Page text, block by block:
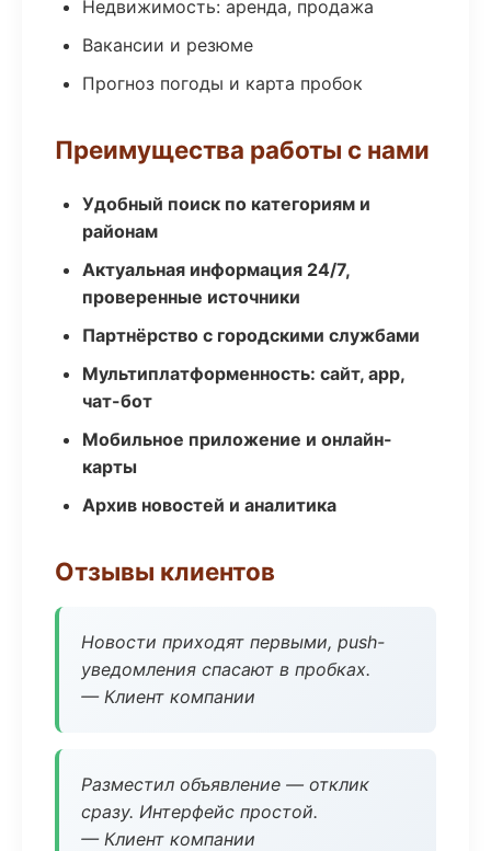
Недвижимость: аренда, продажа
Вакансии и резюме
Прогноз погоды и карта пробок
Преимущества работы с нами
Удобный поиск по категориям и
районам
Актуальная информация 24/7,
проверенные источники
Партнёрство с городскими службами
Мультиплатформенность: сайт, app,
чат-бот
Мобильное приложение и онлайн-
карты
Архив новостей и аналитика
Отзывы клиентов
Новости приходят первыми, push-
уведомления спасают в пробках.
— Клиент компании
Разместил объявление — отклик
сразу. Интерфейс простой.
— Клиент компании